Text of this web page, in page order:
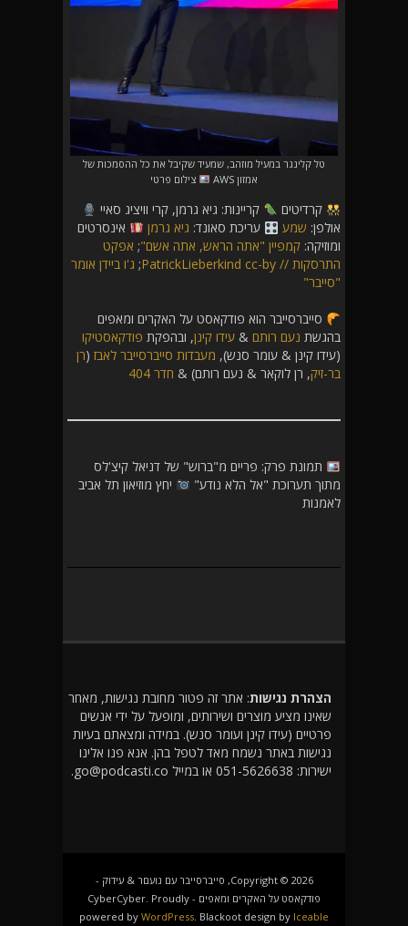
טל קלינגר במעיל מוזהב, שמעיד שקיבל את כל ההסמכות של
אמזון AWS
צילום פרטי
קרדיטים
קריינות: גיא גרמן, קרי וויציג סאיי
אולפן: שמע עריכת סאונד: גיא גרמן
אינסרטים
ומוזיקה: קמפיין "אתה הראש, אתה אשם"; אפקט
התרסקות // PatrickLieberkind cc-by
; ג'ו ביידן אומר
"סייבר"
סייברסייבר הוא פודקאסט על האקרים ומאפים
בהגשת נעם רותם & עידו קינן, ובהפקת פודקאסטיקו
(עידו קינן & עומר סנש), מעבדות סייברסייבר לאבז (רן
בר-זיק, רן לוקאר & נעם רותם) & חדר 404
תמונת פרק: פריים מ"ברוש" של דניאל קיצ'לס
מתוך תערוכת "אל הלא נודע"
יחץ מוזיאון תל אביב
לאמנות
הצהרת נגישות: אתר זה פטור מחובת נגישות, מאחר
שאינו מציע מוצרים ושירותים, ומופעל על ידי אנשים
פרטיים (עידו קינן ועומר סנש). במידה ומצאתם בעיות
נגישות באתר נשמח מאד לטפל בהן. אנא פנו אלינו
ישירות: 051-5626638 או במייל go@podcasti.co.
Copyright © 2026, סייברסייבר עם נועםר & עידוק -
פודקאסט על האקרים ומאפים - CyberCyber. Proudly
powered by WordPress. Blackoot design by Iceable